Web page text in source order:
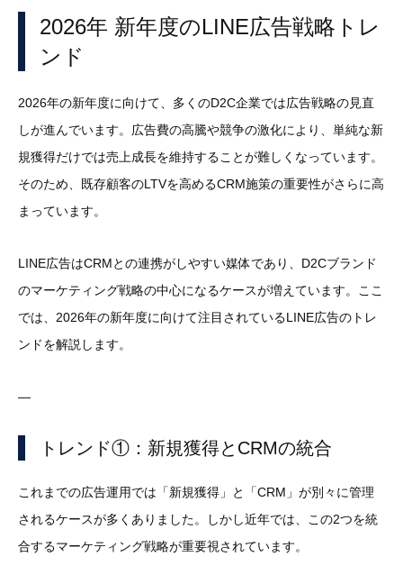
2026年 新年度のLINE広告戦略トレ
ンド
2026年の新年度に向けて、多くのD2C企業では広告戦略の見直
しが進んでいます。広告費の高騰や競争の激化により、単純な新
規獲得だけでは売上成長を維持することが難しくなっています。
そのため、既存顧客のLTVを高めるCRM施策の重要性がさらに高
まっています。
LINE広告はCRMとの連携がしやすい媒体であり、D2Cブランド
のマーケティング戦略の中心になるケースが増えています。ここ
では、2026年の新年度に向けて注目されているLINE広告のトレ
ンドを解説します。
—
トレンド①：新規獲得とCRMの統合
これまでの広告運用では「新規獲得」と「CRM」が別々に管理
されるケースが多くありました。しかし近年では、この2つを統
合するマーケティング戦略が重要視されています。